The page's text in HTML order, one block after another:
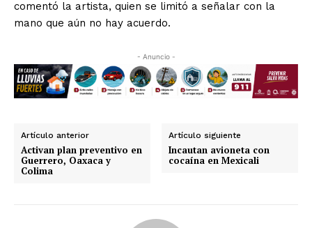
comentó la artista, quien se limitó a señalar con la
mano que aún no hay acuerdo.
- Anuncio -
Artículo anterior
Activan plan preventivo en
Guerrero, Oaxaca y
Colima
Artículo siguiente
Incautan avioneta con
cocaína en Mexicali